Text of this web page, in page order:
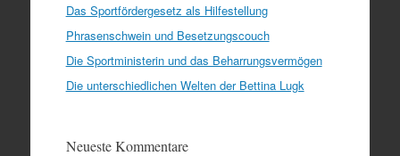
Das Sportfördergesetz als Hilfestellung
Phrasenschwein und Besetzungscouch
Die Sportministerin und das Beharrungsvermögen
Die unterschiedlichen Welten der Bettina Lugk
Neueste Kommentare